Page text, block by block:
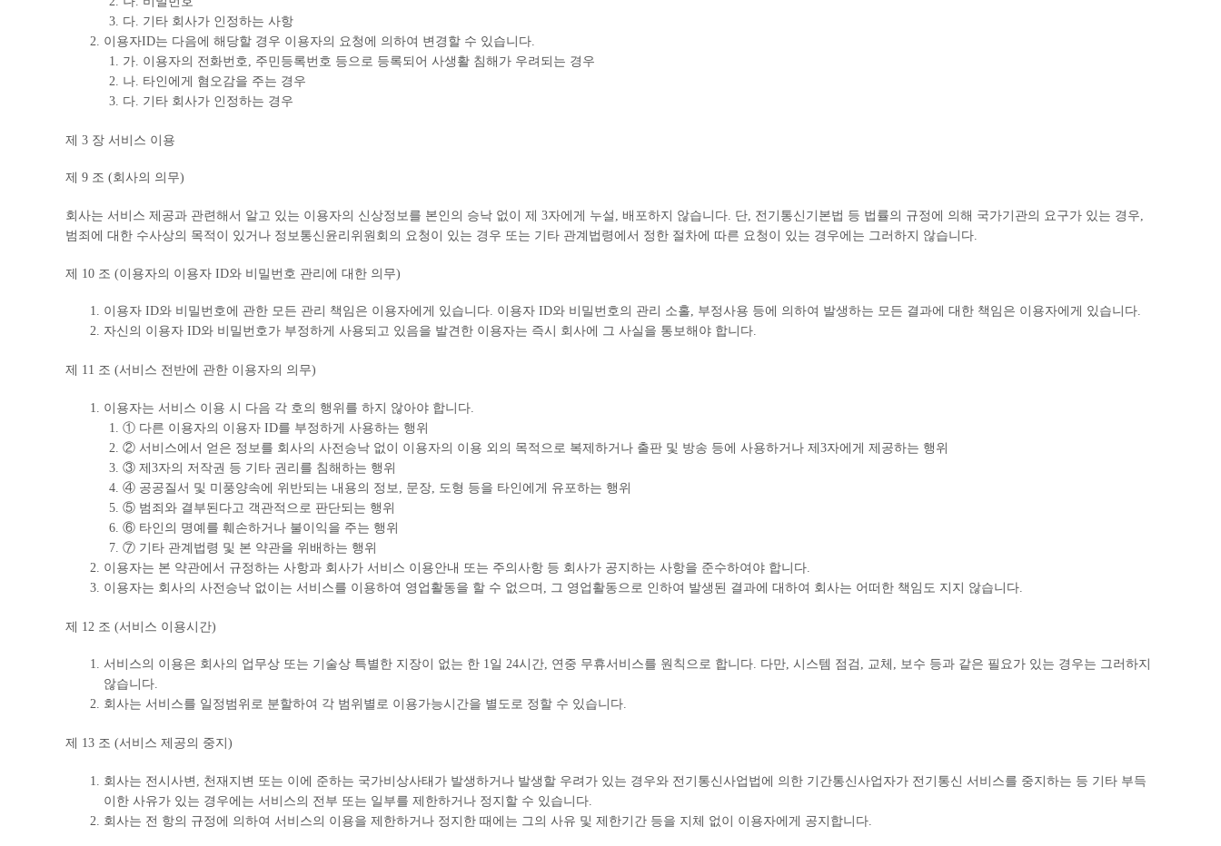
다. 기타 회사가 인정하는 사항
이용자ID는 다음에 해당할 경우 이용자의 요청에 의하여 변경할 수 있습니다.
가. 이용자의 전화번호, 주민등록번호 등으로 등록되어 사생활 침해가 우려되는 경우
나. 타인에게 혐오감을 주는 경우
다. 기타 회사가 인정하는 경우
제 3 장 서비스 이용
제 9 조 (회사의 의무)
회사는 서비스 제공과 관련해서 알고 있는 이용자의 신상정보를 본인의 승낙 없이 제 3자에게 누설, 배포하지 않습니다. 단, 전기통신기본법 등 법률의 규정에 의해 국가기관의 요구가 있는 경우,
범죄에 대한 수사상의 목적이 있거나 정보통신윤리위원회의 요청이 있는 경우 또는 기타 관계법령에서 정한 절차에 따른 요청이 있는 경우에는 그러하지 않습니다.
제 10 조 (이용자의 이용자 ID와 비밀번호 관리에 대한 의무)
이용자 ID와 비밀번호에 관한 모든 관리 책임은 이용자에게 있습니다. 이용자 ID와 비밀번호의 관리 소홀, 부정사용 등에 의하여 발생하는 모든 결과에 대한 책임은 이용자에게 있습니다.
자신의 이용자 ID와 비밀번호가 부정하게 사용되고 있음을 발견한 이용자는 즉시 회사에 그 사실을 통보해야 합니다.
제 11 조 (서비스 전반에 관한 이용자의 의무)
이용자는 서비스 이용 시 다음 각 호의 행위를 하지 않아야 합니다.
① 다른 이용자의 이용자 ID를 부정하게 사용하는 행위
② 서비스에서 얻은 정보를 회사의 사전승낙 없이 이용자의 이용 외의 목적으로 복제하거나 출판 및 방송 등에 사용하거나 제3자에게 제공하는 행위
③ 제3자의 저작권 등 기타 권리를 침해하는 행위
④ 공공질서 및 미풍양속에 위반되는 내용의 정보, 문장, 도형 등을 타인에게 유포하는 행위
⑤ 범죄와 결부된다고 객관적으로 판단되는 행위
⑥ 타인의 명예를 훼손하거나 불이익을 주는 행위
⑦ 기타 관계법령 및 본 약관을 위배하는 행위
이용자는 본 약관에서 규정하는 사항과 회사가 서비스 이용안내 또는 주의사항 등 회사가 공지하는 사항을 준수하여야 합니다.
이용자는 회사의 사전승낙 없이는 서비스를 이용하여 영업활동을 할 수 없으며, 그 영업활동으로 인하여 발생된 결과에 대하여 회사는 어떠한 책임도 지지 않습니다.
제 12 조 (서비스 이용시간)
서비스의 이용은 회사의 업무상 또는 기술상 특별한 지장이 없는 한 1일 24시간, 연중 무휴서비스를 원칙으로 합니다. 다만, 시스템 점검, 교체, 보수 등과 같은 필요가 있는 경우는 그러하지
않습니다.
회사는 서비스를 일정범위로 분할하여 각 범위별로 이용가능시간을 별도로 정할 수 있습니다.
제 13 조 (서비스 제공의 중지)
회사는 전시사변, 천재지변 또는 이에 준하는 국가비상사태가 발생하거나 발생할 우려가 있는 경우와 전기통신사업법에 의한 기간통신사업자가 전기통신 서비스를 중지하는 등 기타 부득
이한 사유가 있는 경우에는 서비스의 전부 또는 일부를 제한하거나 정지할 수 있습니다.
회사는 전 항의 규정에 의하여 서비스의 이용을 제한하거나 정지한 때에는 그의 사유 및 제한기간 등을 지체 없이 이용자에게 공지합니다.